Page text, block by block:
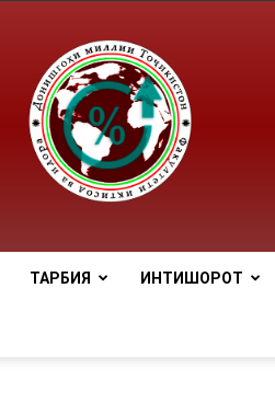
ТАРБИЯ ИНТИШОРОТ